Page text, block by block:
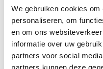
We gebruiken cookies
personaliseren, om
en om ons
informatie over uw
partners voor social
partners kunnen deze
Voor de serie ‘Binnenkijker’
Holland gaat agrarisch
bezoek bij bijzondere
vertellen haar alles over de
de stolp. De interieurs
buitenkanten. Bij
het toepassen van nieuwe